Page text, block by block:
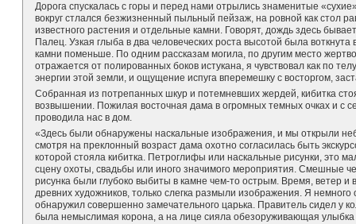
Дорога спускалась с горы и перед нами отрылись знаменитые
вокруг стлался безжизненный пыльный пейзаж, на ровной как стол
известного растения и отдельные камни. Говорят, дождь здесь
Палец. Узкая глыба в два человеческих роста высотой была
камни поменьше. По одним рассказам могила, по другим место
отражается от полированных боков истукана, я чувствовал как по
энергии этой земли, и ощущение испуга вперемешку с восторгом,
Собранная из потрепанных шкур и потемневших жердей, кибитка
возвышении. Пожилая восточная дама в огромных темных очках и с
проводила нас в дом.
«Здесь были обнаружены наскальные изображения, и мы открыли
смотря на преклонный возраст дама охотно согласилась быть
которой стояла кибитка. Петроглифы или наскальные рисунки, это
сцену охоты, свадьбы или иного значимого мероприятия. Смешные
рисунка были глубоко выбиты в камне чем-то острым. Время, ветер и
древних художников, только слегка размыли изображения. Я немного
обнаружил совершенно замечательного царька. Правитель сидел у
была немыслимая корона, а на лице сияла обезоруживающая